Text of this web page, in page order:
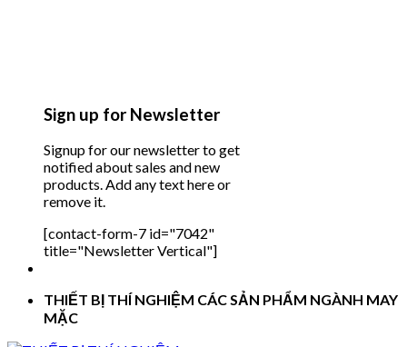
Sign up for Newsletter
Signup for our newsletter to get
notified about sales and new
products. Add any text here or
remove it.
[contact-form-7 id="7042"
title="Newsletter Vertical"]
THIẾT BỊ THÍ NGHIỆM CÁC SẢN PHẨM NGÀNH MAY
MẶC